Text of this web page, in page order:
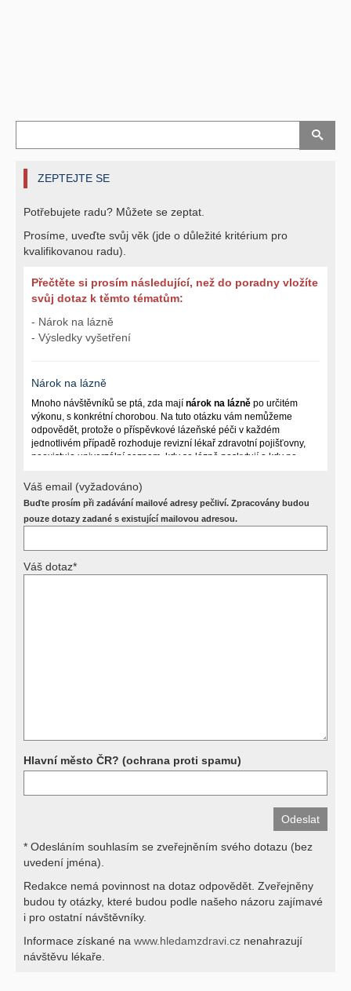
ZEPTEJTE SE
Potřebujete radu? Můžete se zeptat.
Prosíme, uveďte svůj věk (jde o důležité kritérium pro
kvalifikovanou radu).
Přečtěte si prosím následující, než do poradny vložíte
svůj dotaz k těmto tématům:
- Nárok na lázně
- Výsledky vyšetření
Nárok na lázně
Mnoho návštěvníků se ptá, zda mají nárok na lázně po určitém
výkonu, s konkrétní chorobou. Na tuto otázku vám nemůžeme
odpovědět, protože o příspěvkové lázeňské péči v každém
jednotlivém případě rozhoduje revizní lékař zdravotní pojišťovny,
neexistuje univerzální seznam, kdy se lázně poskytují a kdy ne.
postižení pacienta a dalších zdravotních okolnostech.
Požádejte svého ošetřujícího lékaře o návrh, který pak posoudí
příslušný revizní lékař. My vám spolehlivou odpověď dát
Výsledky vyšetření
Váš email (vyžadováno)
Buďte prosím při zadávání mailové adresy pečliví. Zpracovány budou
pouze dotazy zadané s existující mailovou adresou.
Váš dotaz*
Hlavní město ČR? (ochrana proti spamu)
* Odesláním souhlasím se zveřejněním svého dotazu (bez
uvedení jména).
Redakce nemá povinnost na dotaz odpovědět. Zveřejněny
budou ty otázky, které budou podle našeho názoru zajímavé
i pro ostatní návštěvníky.
Informace získané na www.hledamzdravi.cz nenahrazují
návštěvu lékaře.